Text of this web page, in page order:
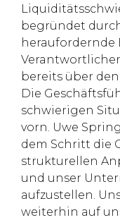
begründet
heraufordernde
bereits über
Die
schwierigen
vorn. Uwe
dem Schritt die
strukturellen
und unser
aufzustellen.
weiterhin auf